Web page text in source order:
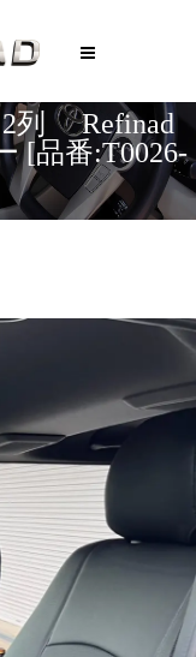
2列 Refinad
[品番:T0026-